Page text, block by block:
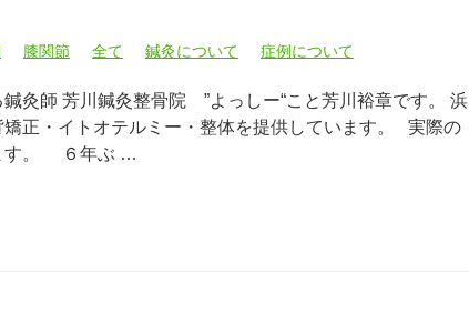
膝関節 全て 鍼灸について 症例について
灸師 芳川鍼灸整骨院 ”よっしー“こと芳川裕章です。 浜
矯正・イトオテルミー・整体を提供しています。 実際の
す。 ６年ぶ …